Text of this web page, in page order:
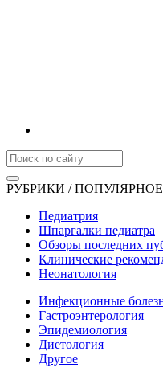
РУБРИКИ / ПОПУЛЯРНОЕ
Педиатрия
Шпаргалки педиатра
Обзоры последних
Клинические
Неонатология
Инфекционные
Гастроэнтерология
Эпидемиология
Диетология
Другое